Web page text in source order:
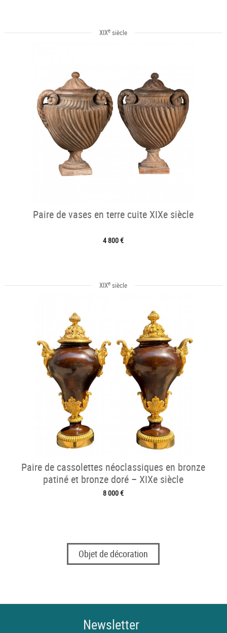
XIXe siècle
Paire de vases en terre cuite XIXe siècle
4 800 €
XIXe siècle
Paire de cassolettes néoclassiques en bronze
patiné et bronze doré – XIXe siècle
8 000 €
Objet de décoration
Newsletter